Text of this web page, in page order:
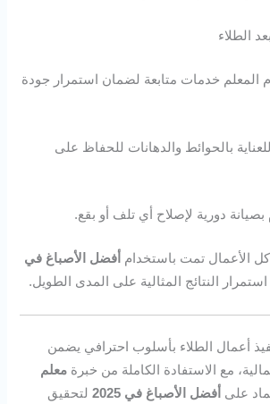
المعلم خدمات متابعة لضمان استمرار جودة
بالحوائط والدهانات للحفاظ على
بصيانة دورية لإصلاح أي تلف أو بقع.
كل الأعمال تمت باستخدام أفضل الأصباغ في
النتائج المثالية على المدى الطويل.
أعمال الطلاء بأسلوب احترافي يضمن
مع الاستفادة الكاملة من خبرةمعلم
على أفضل الأصباغ في 2025 لتحقيق